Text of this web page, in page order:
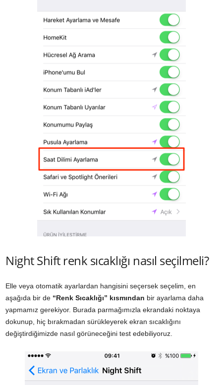
Night Shift renk sıcaklığı nasıl seçilmeli?
Elle veya otomatik ayarlardan hangisini seçersek seçelim, en
aşağıda bir de “Renk Sıcaklığı” kısmından bir ayarlama daha
yapmamız gerekiyor. Burada parmağımızla ekrandaki noktaya
dokunup, hiç bırakmadan sürükleyerek ekran sıcaklığını
değiştirdiğimizde nasıl görüneceğini test edebiliyoruz.